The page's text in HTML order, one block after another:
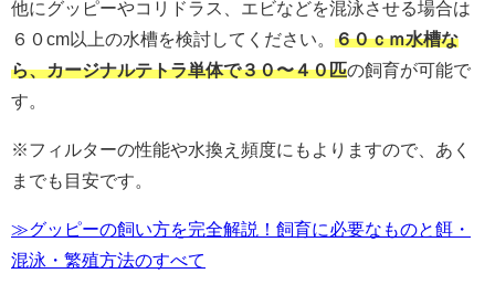
他にグッピーやコリドラス、エビなどを混泳させる場合は
６０cm以上の水槽を検討してください。 ６０ｃｍ水槽な
ら、カージナルテトラ単体で３０〜４０匹の飼育が可能で
す。
※フィルターの性能や水換え頻度にもよりますので、あく
までも目安です。
≫グッピーの飼い方を完全解説！飼育に必要なものと餌・
混泳・繁殖方法のすべて